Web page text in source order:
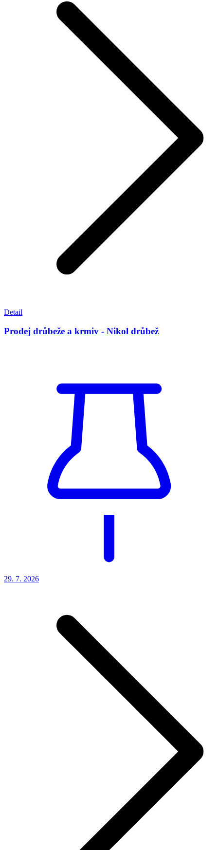
Detail
Prodej drůbeže a krmiv - Nikol drůbež
29. 7. 2026